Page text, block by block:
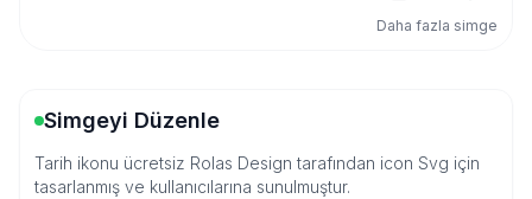
Daha fazla simge
Simgeyi Düzenle
Tarih ikonu ücretsiz Rolas Design tarafından icon Svg için
tasarlanmış ve kullanıcılarına sunulmuştur.